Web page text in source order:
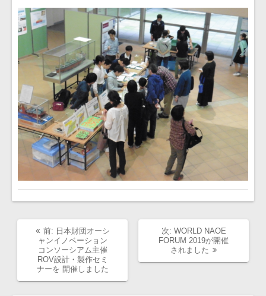
前: 過
去
の
投
稿:
日本財団オーシ
ャンイノベーション
コンソーシアム主催
ROV設計・製作セミ
ナーを 開催しました
次: 次
の
投
WORLD NAOE
FORUM 2019が開催
されました